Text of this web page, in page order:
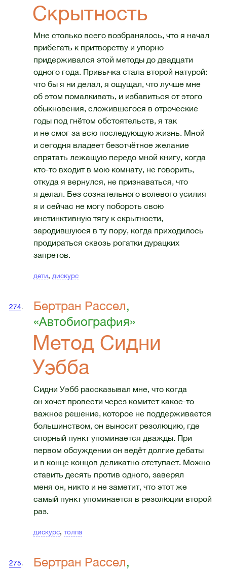
Скрытность
Мне столько всего возбранялось, что я начал
прибегать к притворству и упорно
придерживался этой методы до двадцати
одного года. Привычка стала второй натурой:
что бы я ни делал, я ощущал, что лучше мне
об этом помалкивать, и избавиться от этого
обыкновения, сложившегося в отроческие
годы под гнётом обстоятельств, я так
и не смог за всю последующую жизнь. Мной
и сегодня владеет безотчётное желание
спрятать лежащую передо мной книгу, когда
кто-то входит в мою комнату, не говорить,
откуда я вернулся, не признаваться, что
я делал. Без сознательного волевого усилия
я и сейчас не могу побороть свою
инстинктивную тягу к скрытности,
зародившуюся в ту пору, когда приходилось
продираться сквозь рогатки дурацких
запретов.
дети,дискурс
274. Бертран Рассел,
«Автобиография»
Метод Сидни
Уэбба
Сидни Уэбб рассказывал мне, что когда
он хочет провести через комитет какое-то
важное решение, которое не поддерживается
большинством, он выносит резолюцию, где
спорный пункт упоминается дважды. При
первом обсуждении он ведёт долгие дебаты
и в конце концов деликатно отступает. Можно
ставить десять против одного, заверял
меня он, никто и не заметит, что этот же
самый пункт упоминается в резолюции второй
раз.
дискурс,толпа
275. Бертран Рассел,